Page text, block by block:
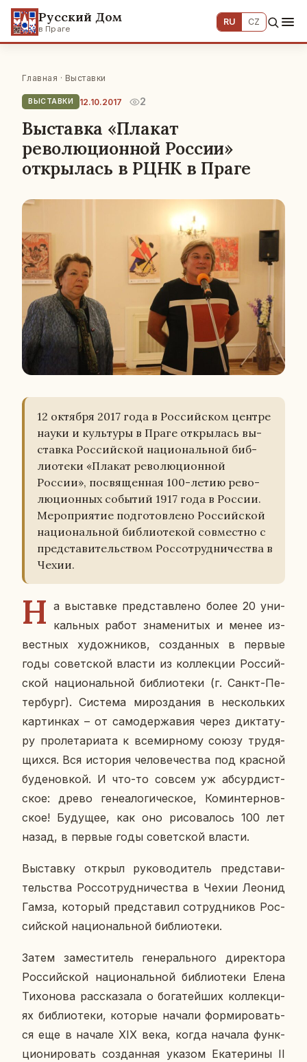
Русский Дом
в Праге
RU CZ
Главная · Выставки
ВЫСТАВКИ 12.10.2017 2
Выставка «Плакат
революционной России»
открылась в РЦНК в Праге
12 ок­тяб­ря 2017 года в Рос­сий­ском центре
науки и куль­ту­ры в Праге от­кры­лась вы­
став­ка Рос­сий­ской на­ци­о­наль­ной биб­
лио­те­ки «Плакат ре­во­лю­ци­он­ной
России», по­свя­щен­ная 100-летию ре­во­
лю­ци­он­ных со­бы­тий 1917 года в России.
Ме­ро­при­я­тие под­го­тов­ле­но Рос­сий­ской
на­ци­о­наль­ной биб­лио­те­кой сов­мест­но с
пред­ста­ви­тель­ством Рос­со­труд­ни­че­ства в
Чехии.
Н а вы­став­ке пред­став­ле­но более 20 уни­
каль­ных работ зна­ме­ни­тых и менее из­
вест­ных ху­дож­ни­ков, со­здан­ных в первые
годы со­вет­ской власти из кол­лек­ции Рос­сий­
ской на­ци­о­наль­ной биб­лио­те­ки (г. Санкт-Пе­
тер­бург). Си­сте­ма ми­ро­зда­ния в несколь­ких
кар­тин­ках – от са­мо­дер­жа­вия через дик­та­ту­
ру про­ле­та­ри­а­та к все­мир­но­му союзу тру­дя­
щих­ся. Вся ис­то­рия че­ло­ве­че­ства под крас­ной
бу­де­нов­кой. И что-то совсем уж аб­сур­дист­
ское: древо ге­не­а­ло­ги­че­ское, Ко­мин­тер­нов­
ское! Бу­ду­щее, как оно ри­со­ва­лось 100 лет
назад, в первые годы со­вет­ской власти.
Вы­став­ку открыл ру­ко­во­ди­тель пред­ста­ви­
тель­ства Рос­со­труд­ни­че­ства в Чехии Леонид
Гамза, ко­то­рый пред­ста­вил со­труд­ни­ков Рос­
сий­ской на­ци­о­наль­ной биб­лио­те­ки.
Затем за­ме­сти­тель ге­не­раль­но­го ди­рек­то­ра
Рос­сий­ской на­ци­о­наль­ной биб­лио­те­ки Елена
Ти­хо­но­ва рас­ска­за­ла о бо­га­тей­ших кол­лек­ци­
ях биб­лио­те­ки, ко­то­рые начали фор­ми­ро­вать­
ся еще в начале XIX века, когда начала функ­
ци­о­ни­ро­вать со­здан­ная указом Ека­те­ри­ны II